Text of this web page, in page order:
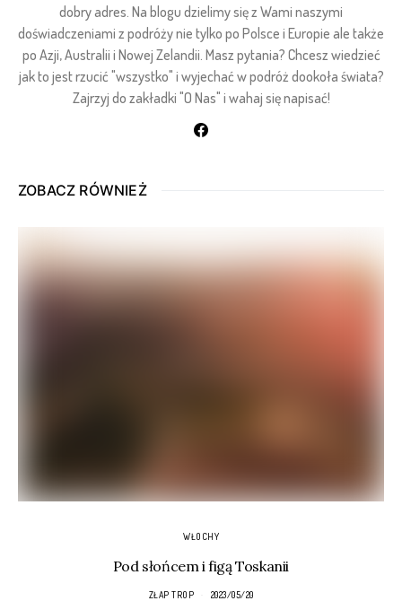
dobry adres. Na blogu dzielimy się z Wami naszymi
doświadczeniami z podróży nie tylko po Polsce i Europie ale także
po Azji, Australii i Nowej Zelandii. Masz pytania? Chcesz wiedzieć
jak to jest rzucić "wszystko" i wyjechać w podróż dookoła świata?
Zajrzyj do zakładki "O Nas" i wahaj się napisać!
ZOBACZ RÓWNIEŻ
WŁOCHY
Pod słońcem i figą Toskanii
ZŁAP TROP 2023/05/20